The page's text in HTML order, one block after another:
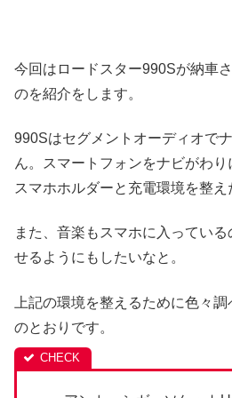
今回はロードスター990Sが納車
のを紹介をします。
990Sはセグメントオーディオで
ん。スマートフォンをナビがわ
スマホホルダーと充電環境を整え
また、音楽もスマホに入ってい
せるようにもしたいなと。
上記の環境を整えるために色々
のとおりです。